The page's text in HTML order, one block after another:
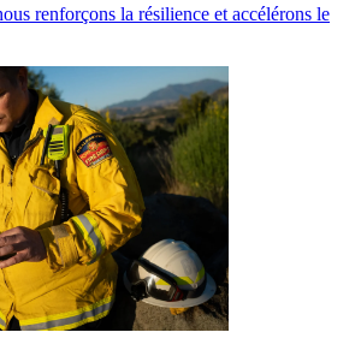
renforçons la résilience et accélérons le